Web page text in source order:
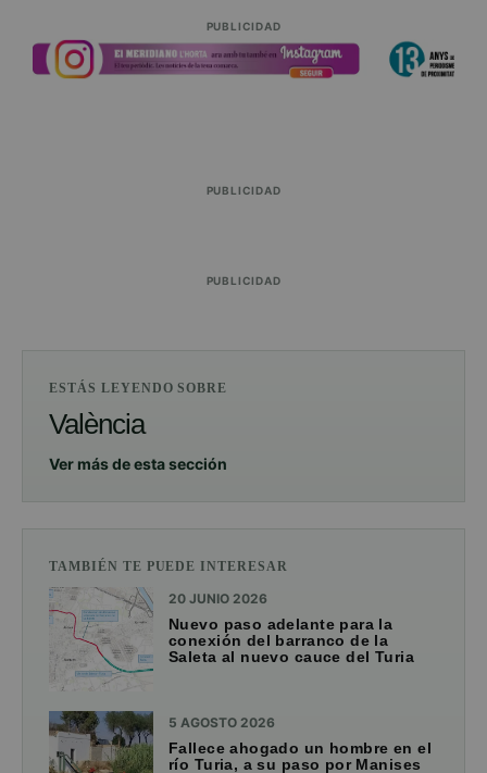
PUBLICIDAD
PUBLICIDAD
PUBLICIDAD
ESTÁS LEYENDO SOBRE
València
Ver más de esta sección
TAMBIÉN TE PUEDE INTERESAR
20 JUNIO 2026
Nuevo paso adelante para la
conexión del barranco de la
Saleta al nuevo cauce del Turia
5 AGOSTO 2026
Fallece ahogado un hombre en el
río Turia, a su paso por Manises